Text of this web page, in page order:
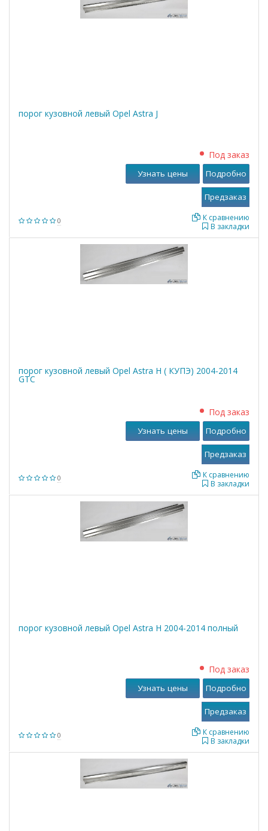
порог кузовной левый Opel Astra J
0
Под заказ
В закладки
К сравнению
Узнать цены Подробно
порог кузовной левый Opel Astra Н ( КУПЭ) 2004-2014
GTC
0
Под заказ
В закладки
К сравнению
Узнать цены Подробно
порог кузовной левый Opel Astra Н 2004-2014 полный
0
Под заказ
В закладки
К сравнению
Узнать цены Подробно